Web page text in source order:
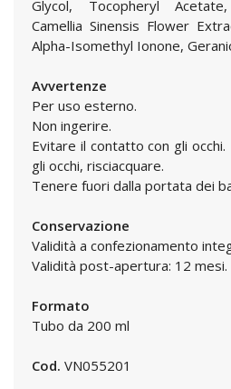
Glycol, Tocopheryl
Camellia Sinensis Flower
Alpha-Isomethyl Ionone,
Avvertenze
Per uso esterno.
Non ingerire.
Evitare il contatto con gli
gli occhi, risciacquare.
Tenere fuori dalla portata dei
Conservazione
Validità a confezionamento
Validità post-apertura: 12 mesi.
Formato
Tubo da 200 ml
Cod. VN055201